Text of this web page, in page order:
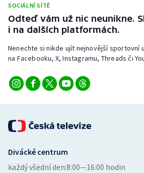
SOCIÁLNÍ SÍTĚ
Odteď vám už nic neunikne.
i na dalších platformách.
Nenechte si nikde ujít nejnovější sportovní
na Facebooku, X, Instagramu, Threads či
Divácké centrum
každý všední den:8:00—16:00 hodin